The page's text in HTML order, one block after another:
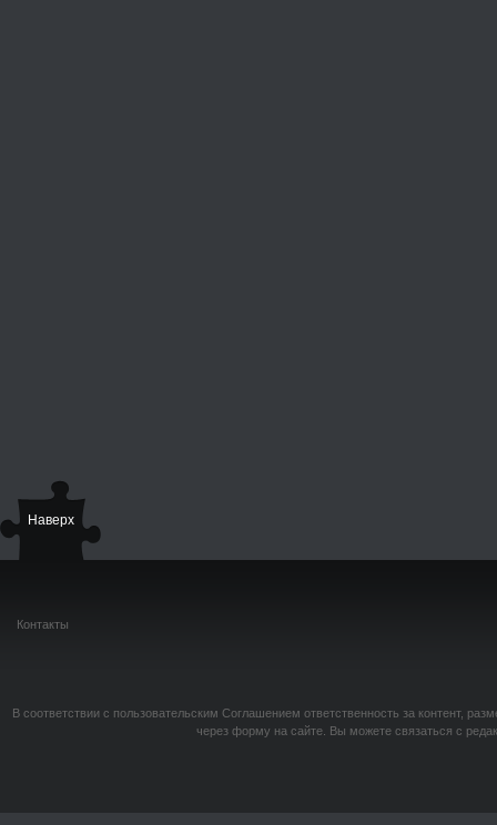
Наверх
Контакты
В соответствии с пользовательским Соглашением ответственность за контент,
через форму на сайте. Вы можете связаться с